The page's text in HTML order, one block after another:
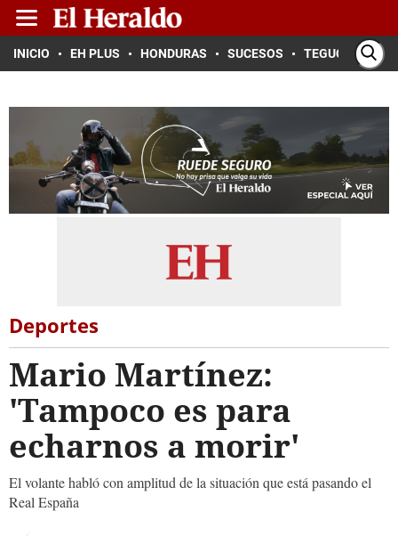
INICIO EH PLUS HONDURAS SUCESOS TEGUCIGALPA
Deportes
Mario Martínez:
'Tampoco es para
echarnos a morir'
El volante habló con amplitud de la situación que está pasando el
Real España